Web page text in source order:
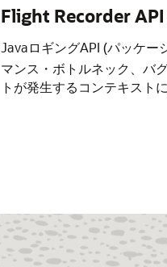
Flight Recorder
JavaロギングAPI (パッケー
マンス・ボトルネック、バ
トが発生するコンテキスト